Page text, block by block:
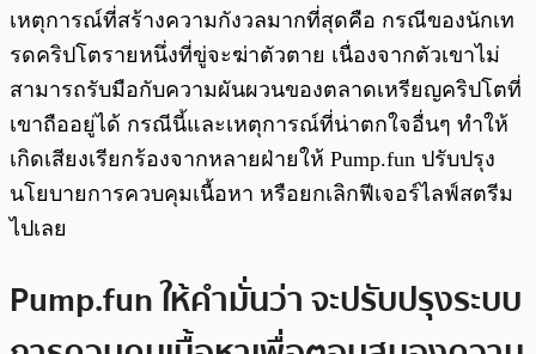
เหตุการณ์ที่สร้างความกังวลมากที่สุดคือ กรณีของนักเท
รดคริปโตรายหนึ่งที่ขู่จะฆ่าตัวตาย เนื่องจากตัวเขาไม่
สามารถรับมือกับความผันผวนของตลาดเหรียญคริปโตที่
เขาถืออยู่ได้ กรณีนี้และเหตุการณ์ที่น่าตกใจอื่นๆ ทำให้
เกิดเสียงเรียกร้องจากหลายฝ่ายให้ Pump.fun ปรับปรุง
นโยบายการควบคุมเนื้อหา หรือยกเลิกฟีเจอร์ไลฟ์สตรีม
ไปเลย
Pump.fun ให้คำมั่นว่า จะปรับปรุงระบบ